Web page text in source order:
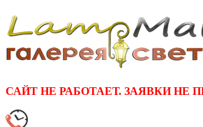
САЙТ НЕ РАБОТАЕТ. ЗАЯВКИ НЕ